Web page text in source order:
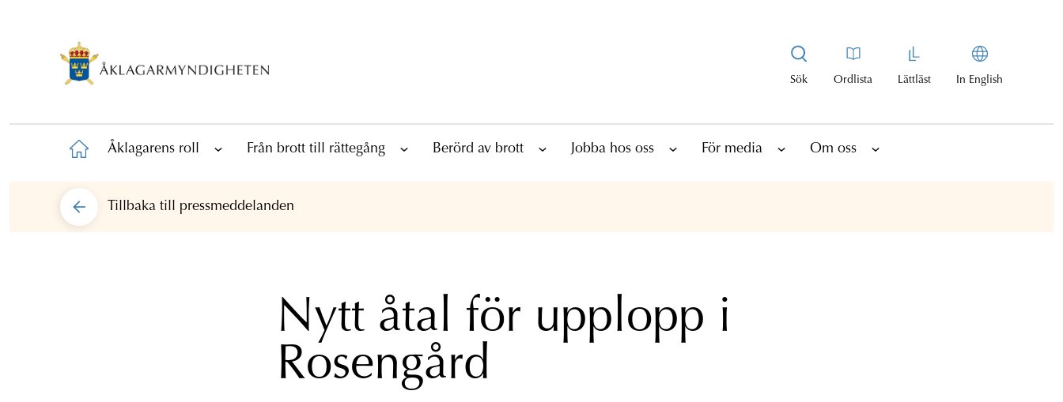
Sök Ordlista Lättläst In English
Åklagarens roll Från brott till rättegång Berörd av brott Jobba hos oss För media Om oss
Tillbaka till pressmeddelanden
Nytt åtal för upplopp i
Rosengård